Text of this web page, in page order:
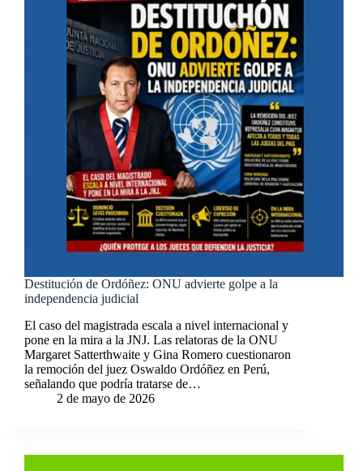
Destitución de Ordóñez: ONU advierte golpe a la
independencia judicial
El caso del magistrada escala a nivel internacional y
pone en la mira a la JNJ. Las relatoras de la ONU
Margaret Satterthwaite y Gina Romero cuestionaron
la remoción del juez Oswaldo Ordóñez en Perú,
señalando que podría tratarse de…
2 de mayo de 2026